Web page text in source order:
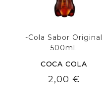
-Cola Sabor Original
500ml.
COCA COLA
Precio
2,00 €